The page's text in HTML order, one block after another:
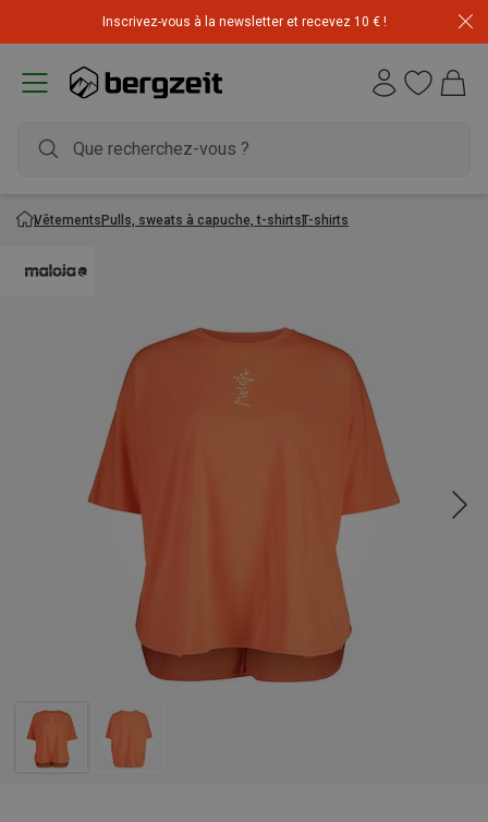
Inscrivez-vous à la newsletter et recevez 10 € !
VêtementsPulls, sweats à capuche, t-shirtsT-shirts